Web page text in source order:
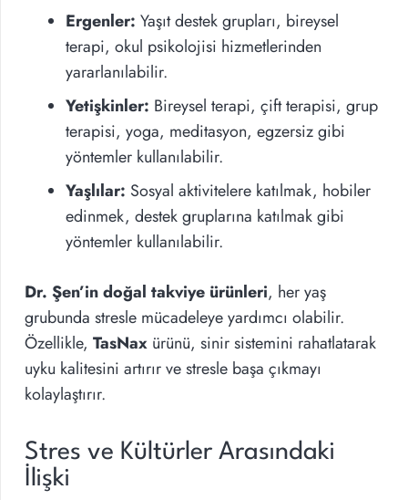
Ergenler: Yaşıt destek grupları, bireysel
terapi, okul psikolojisi hizmetlerinden
yararlanılabilir.
Yetişkinler: Bireysel terapi, çift terapisi, grup
terapisi, yoga, meditasyon, egzersiz gibi
yöntemler kullanılabilir.
Yaşlılar: Sosyal aktivitelere katılmak, hobiler
edinmek, destek gruplarına katılmak gibi
yöntemler kullanılabilir.
Dr. Şen’in doğal takviye ürünleri, her yaş
grubunda stresle mücadeleye yardımcı olabilir.
Özellikle, TasNax ürünü, sinir sistemini rahatlatarak
uyku kalitesini artırır ve stresle başa çıkmayı
kolaylaştırır.
Stres ve Kültürler Arasındaki
İlişki